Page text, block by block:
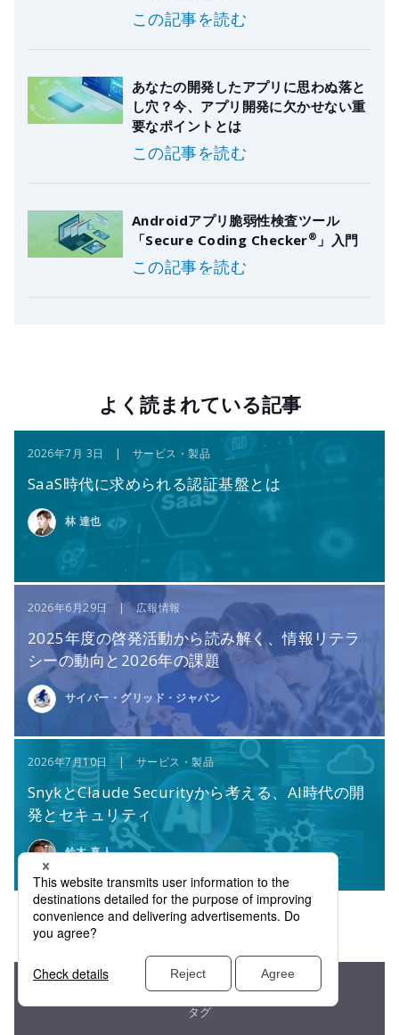
この記事を読む
あなたの開発したアプリに思わぬ落と
し穴？今、アプリ開発に欠かせない重
要なポイントとは
この記事を読む
Androidアプリ脆弱性検査ツール
「Secure Coding Checker® 」入門
この記事を読む
よく読まれている記事
2026年7月 3日 | サービス・製品
SaaS時代に求められる認証基盤とは
林 達也
2026年6月29日 | 広報情報
2025年度の啓発活動から読み解く、情報リテラ
シーの動向と2026年の課題
サイバー・グリッド・ジャパン
2026年7月10日 | サービス・製品
SnykとClaude Securityから考える、AI時代の開
発とセキュリティ
鈴木 真人
タグ